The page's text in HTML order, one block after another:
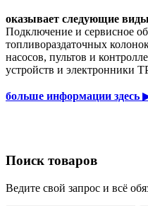
оказывает следующие
Подключение и сервисное
топливораздаточных
насосов, пультов и
устройств и электронники
больше информации здесь
Поиск товаров
Ведите свой запрос и всё